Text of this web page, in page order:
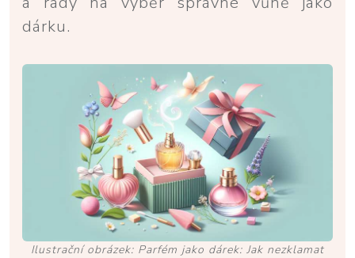
dárku.
Ilustrační obrázek: Parfém jako dárek: Jak nezklamat